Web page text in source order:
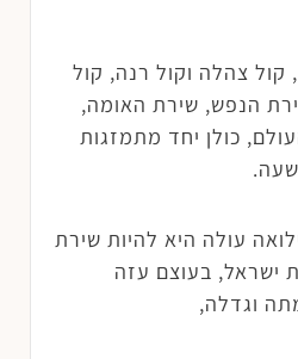
קול צהלה וקול רנה, קול
הנפש, שירת האומה,
כולן יחד מתמזגות
עולה היא להיות שירת
ישראל, בעוצם עזה
וגדלה,